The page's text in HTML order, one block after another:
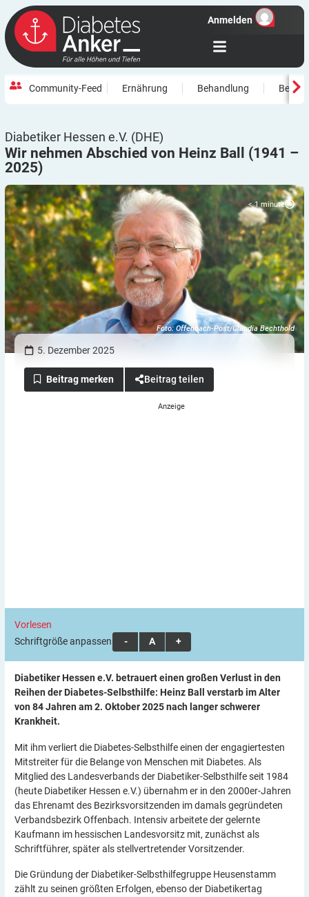
Anmelden
Community-Feed Ernährung Behandlung
Diabetiker Hessen e.V. (DHE)
Wir nehmen Abschied von Heinz Ball (1941 –
2025)
< 1 minute
Foto: Offenbach-Post/Claudia Bechthold
5. Dezember 2025
Beitrag teilen
Vorlesen
Schriftgröße anpassen:
A A A
Diabetiker Hessen e.V. betrauert einen großen Verlust in den
Reihen der Diabetes-Selbsthilfe: Heinz Ball verstarb im Alter
von 84 Jahren am 2. Oktober 2025 nach langer schwerer
Krankheit.
Mit ihm verliert die Diabetes-Selbsthilfe einen der engagiertesten
Mitstreiter für die Belange von Menschen mit Diabetes. Als
Mitglied des Landesverbands der Diabetiker-Selbsthilfe seit 1984
(heute Diabetiker Hessen e.V.) übernahm er in den 2000er-Jahren
das Ehrenamt des Bezirksvorsitzenden im damals gegründeten
Verbandsbezirk Offenbach. Intensiv arbeitete der gelernte
Kaufmann im hessischen Landesvorsitz mit, zunächst als
Schriftführer, später als stellvertretender Vorsitzender.
Die Gründung der Diabetiker-Selbsthilfegruppe Heusenstamm
zählt zu seinen größten Erfolgen, ebenso der Diabetikertag